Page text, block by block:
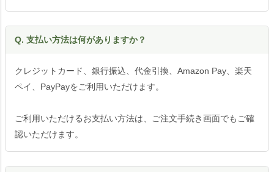
Q. 支払い方法は何がありますか？
クレジットカード、銀行振込、代金引換、Amazon Pay、楽天
ペイ、PayPayをご利用いただけます。
ご利用いただけるお支払い方法は、ご注文手続き画面でもご確
認いただけます。